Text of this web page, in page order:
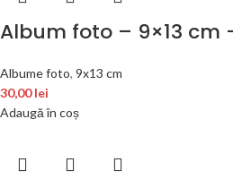
Album foto – 9×13 cm
Albume foto, 9x13 cm
30,00lei
Adaugă în coș